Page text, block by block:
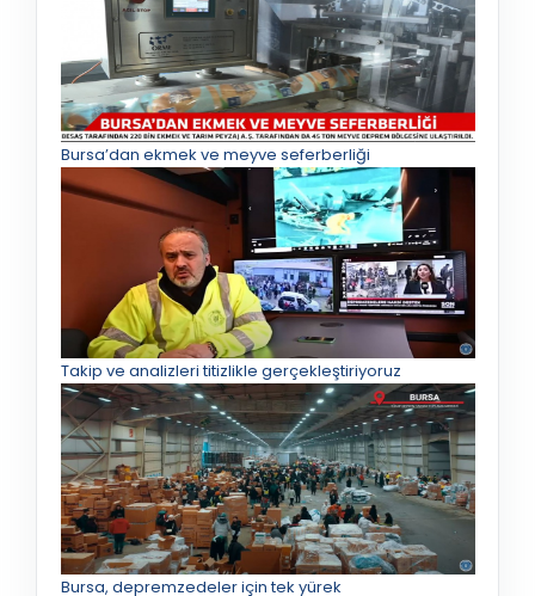
Bursa’dan ekmek ve meyve seferberliği
Takip ve analizleri titizlikle gerçekleştiriyoruz
Bursa, depremzedeler için tek yürek